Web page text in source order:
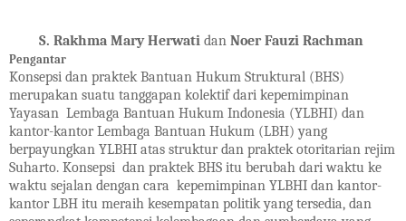
S. Rakhma Mary Herwati dan Noer Fauzi Rachman
Pengantar
Konsepsi dan praktek Bantuan Hukum Struktural (BHS)
merupakan suatu tanggapan kolektif dari kepemimpinan
Yayasan Lembaga Bantuan Hukum Indonesia (YLBHI) dan
kantor-kantor Lembaga Bantuan Hukum (LBH) yang
berpayungkan YLBHI atas struktur dan praktek otoritarian rejim
Suharto. Konsepsi dan praktek BHS itu berubah dari waktu ke
waktu sejalan dengan cara kepemimpinan YLBHI dan kantor-
kantor LBH itu meraih kesempatan politik yang tersedia, dan